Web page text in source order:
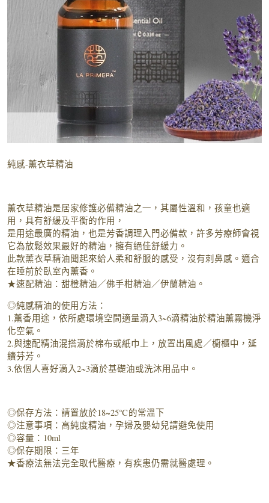
純感-薰衣草精油
薰衣草精油是居家修護必備精油之一，其屬性溫和，孩童也適
用，​具有舒緩及平衡的作用，
是用途最廣的精油，也是芳香調理入門必備款，許多芳療師會視
它為放鬆效果最好的精油，擁有絕佳舒緩力。
此款薰衣草精油聞起來給人柔和舒服的感受，沒有刺鼻感。適合
在睡前於臥室內薰香。
★速配精油：甜橙精油／佛手柑精油／伊蘭精油。
◎純感精油的使用方法：
1.薰香用途，依所處環境空間適量滴入3~6滴精油於精油薰霧機淨
化空氣。
2.與速配精油混搭滴於棉布或紙巾上，放置出風處／櫥櫃中，延
續芬芳。
3.依個人喜好滴入2~3滴於基礎油或洗沐用品中。
◎保存方法：請置放於18~25℃的常溫下
◎注意事項：高純度精油，孕婦及嬰幼兒請避免使用
◎容量：10ml
◎保存期限：三年
★香療法無法完全取代醫療，有疾患仍需就醫處理。